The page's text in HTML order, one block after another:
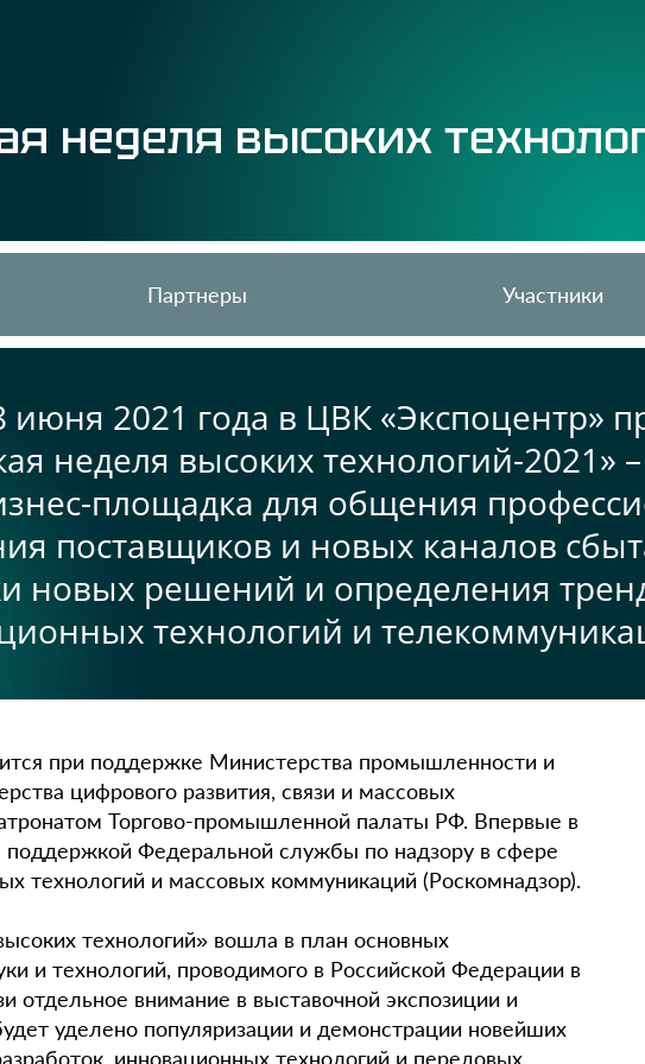
неделя высоких
Партнеры Участники
июня 2021 года в ЦВК «Экспоцентр»
неделя высоких технологий-2021»
площадка для общения
поставщиков и новых каналов
новых решений и определения
технологий и
при поддержке Министерства промышленности и
цифрового развития, связи и массовых
Торгово-промышленной палаты РФ. Впервые в
поддержкой Федеральной службы по надзору в сфере
технологий и массовых коммуникаций (Роскомнадзор).
технологий» вошла в план основных
и технологий, проводимого в Российской Федерации в
отдельное внимание в выставочной экспозиции и
уделено популяризации и демонстрации новейших
инновационных технологий и передовых